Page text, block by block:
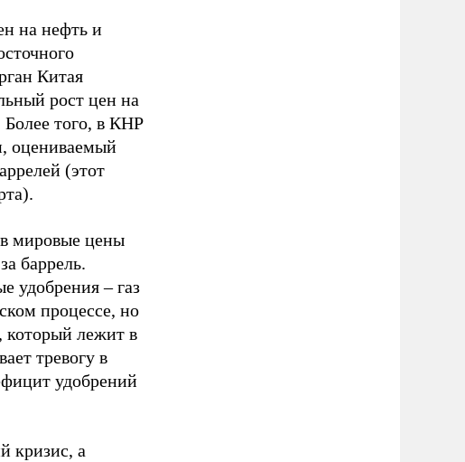
на нефть и
Китая
рост цен на
Более того, в КНР
оцениваемый
(этот
мировые цены
баррель.
удобрения – газ
процессе, но
который лежит в
тревогу в
удобрений
кризис, а